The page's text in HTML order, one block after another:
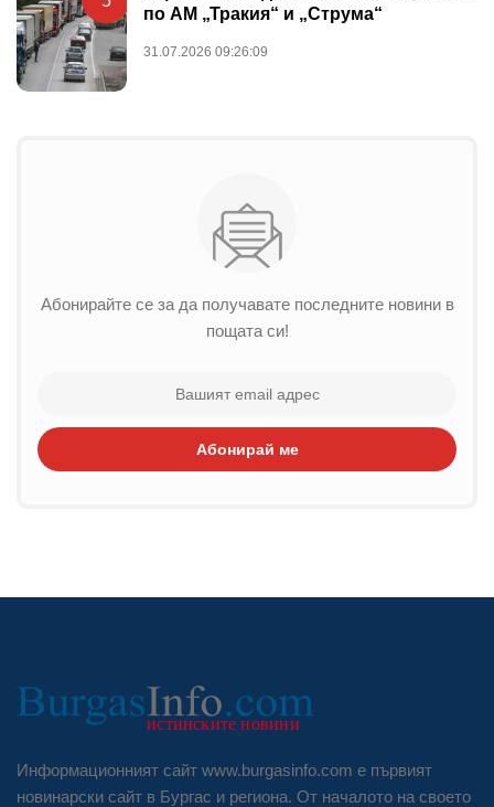
по АМ „Тракия“ и „Струма“
31.07.2026 09:26:09
Абонирайте се за да получавате последните новини в
пощата си!
Абонирай ме
Информационният сайт www.burgasinfo.com е първият
новинарски сайт в Бургас и региона. От началото на своето